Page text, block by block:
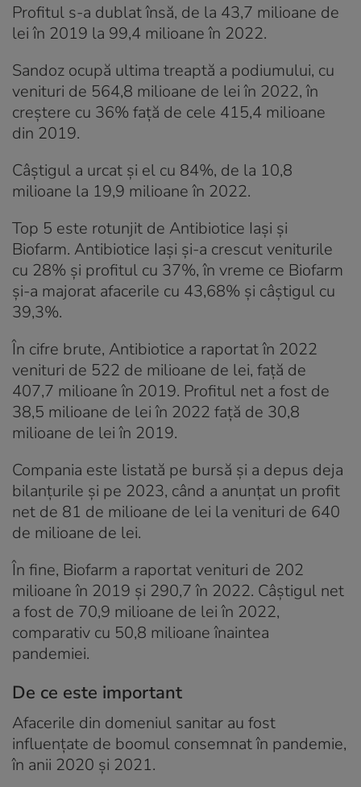
Profitul s-a dublat însă, de la 43,7 milioane de
lei în 2019 la 99,4 milioane în 2022.
Sandoz ocupă ultima treaptă a podiumului, cu
venituri de 564,8 milioane de lei în 2022, în
creștere cu 36% față de cele 415,4 milioane
din 2019.
Câștigul a urcat și el cu 84%, de la 10,8
milioane la 19,9 milioane în 2022.
Top 5 este rotunjit de Antibiotice Iași și
Biofarm. Antibiotice Iași și-a crescut veniturile
cu 28% și profitul cu 37%, în vreme ce Biofarm
și-a majorat afacerile cu 43,68% și câștigul cu
39,3%.
În cifre brute, Antibiotice a raportat în 2022
venituri de 522 de milioane de lei, față de
407,7 milioane în 2019. Profitul net a fost de
38,5 milioane de lei în 2022 față de 30,8
milioane de lei în 2019.
Compania este listată pe bursă și a depus deja
bilanțurile și pe 2023, când a anunțat un profit
net de 81 de milioane de lei la venituri de 640
de milioane de lei.
În fine, Biofarm a raportat venituri de 202
milioane în 2019 și 290,7 în 2022. Câștigul net
a fost de 70,9 milioane de lei în 2022,
comparativ cu 50,8 milioane înaintea
pandemiei.
De ce este important
Afacerile din domeniul sanitar au fost
influențate de boomul consemnat în pandemie,
în anii 2020 și 2021.